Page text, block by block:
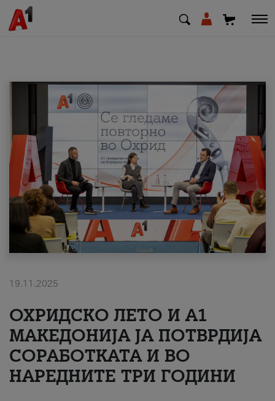
МК SQ
Приватни Деловни
Поддршка
Надополни кредит
#ПодобарОнлајн
19.11.2025
ОХРИДСКО ЛЕТО И A1
МАКЕДОНИЈА ЈА ПОТВРДИЈА
СОРАБОТКАТА И ВО
НАРЕДНИТЕ ТРИ ГОДИНИ